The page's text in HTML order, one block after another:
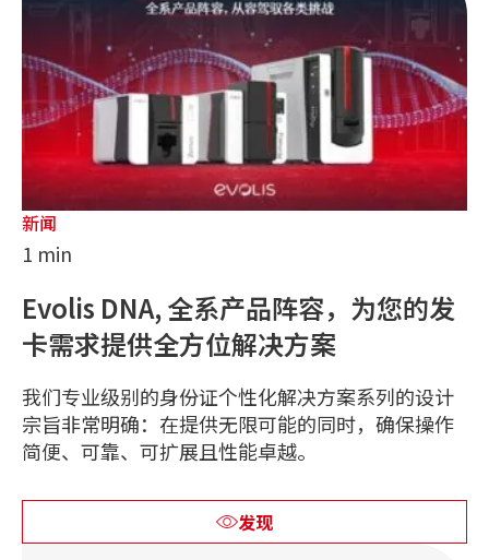
新闻
1 min
Evolis DNA, 全系产品阵容，为您的发
卡需求提供全方位解决方案
我们专业级别的身份证个性化解决方案系列的设计
宗旨非常明确：在提供无限可能的同时，确保操作
简便、可靠、可扩展且性能卓越。
发现